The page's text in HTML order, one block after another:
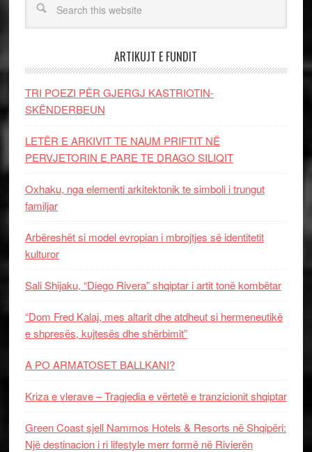
ARTIKUJT E FUNDIT
TRI POEZI PËR GJERGJ KASTRIOTIN-
SKËNDERBEUN
LETËR E ARKIVIT TE NAUM PRIFTIT NË
PERVJETORIN E PARE TE DRAGO SILIQIT
Oxhaku, nga elementi arkitektonik te simboli i trungut
familjar
Arbëreshët si model evropian i mbrojtjes së identitetit
kulturor
Sali Shijaku, “Diego Rivera” shqiptar i artit tonë kombëtar
“Dom Fred Kalaj, mes altarit dhe atdheut si hermeneutikë
e shpresës, kujtesës dhe shërbimit”
A PO ARMATOSET BALLKANI?
Kriza e vlerave – Tragjedia e vërtetë e tranzicionit shqiptar
Green Coast sjell Nammos Hotels & Resorts në Shqipëri:
Një destinacion i ri lifestyle merr formë në Rivierën